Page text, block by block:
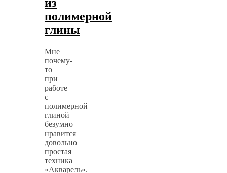
полимерной
глины
Мне
почему-
то
при
работе
с
полимерной
глиной
безумно
нравится
довольно
простая
техника
«Акварель».